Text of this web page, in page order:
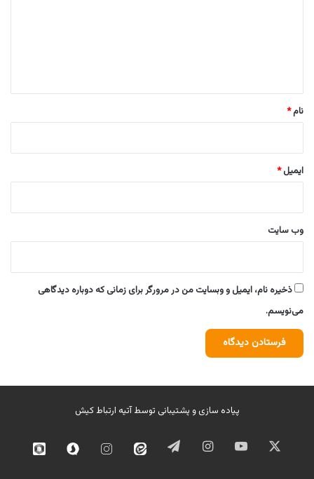
نام*
ایمیل*
وب‌ سایت
ذخیره نام، ایمیل و وبسایت من در مرورگر برای زمانی که دوباره دیدگاهی
می‌نویسم.
پیاده سازی و پشتیبانی توسطآتیه ارتباط کیش
ایکس یوتیوب اینستاگرامتلگرام ایتا
اینستاگرامسروش